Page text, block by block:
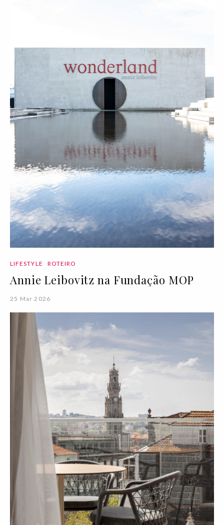
LIFESTYLE ROTEIRO
Annie Leibovitz na Fundação MOP
25 Mar 2026